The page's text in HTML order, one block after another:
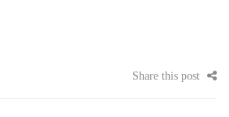
Share this post